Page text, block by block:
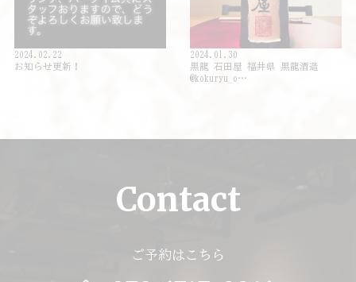
2024.02.22
お知らせ更新！
2024.01.30
黒龍 石田屋 福井県 黒龍酒造
@kokuryu_o…
Contact
ご予約はこちら